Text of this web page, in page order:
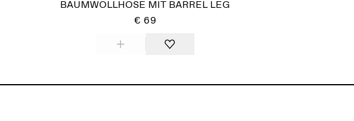
BAUMWOLLHOSE MIT BARREL LEG
€ 69